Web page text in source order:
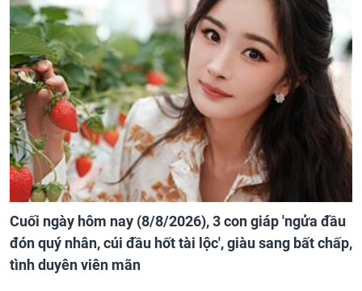
Cuối ngày hôm nay (8/8/2026), 3 con giáp 'ngửa đầu
đón quý nhân, cúi đầu hốt tài lộc', giàu sang bất chấp,
tình duyên viên mãn